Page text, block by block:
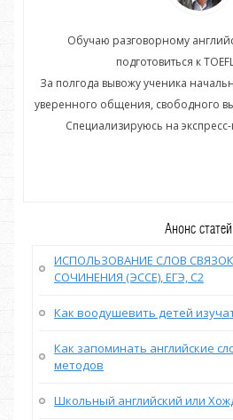
Обучаю разговорному
подготовиться к
За полгода вывожу ученика
уверенного общения, свободного
Специализируюсь на
Анонс статей
ИСПОЛЬЗОВАНИЕ СЛОВ
СОЧИНЕНИЯ (ЭССЕ), ЕГЭ, С2
Как воодушевить детей
Как запоминать английские
методов
Школьный английский или